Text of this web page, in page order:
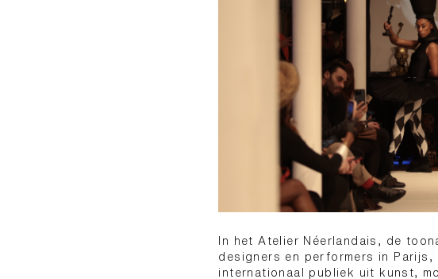
In het Atelier Néerlandais, de
designers en performers in
internationaal publiek uit kunst,